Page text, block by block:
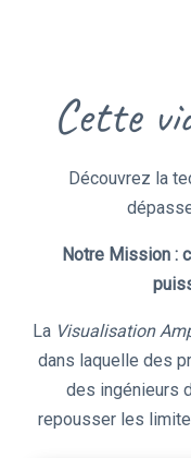
Cette
Découvrez la
Notre Mission :
La Visualisation
dans laquelle des
des ingénieurs
repousser les